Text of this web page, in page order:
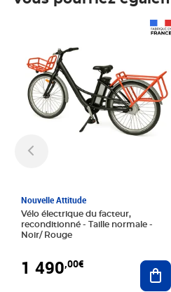
Nouvelle Attitude
Vélo électrique du facteur,
reconditionné - Taille normale -
Noir/ Rouge
1 490,00€